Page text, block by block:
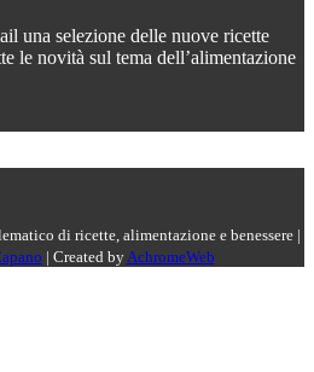
una selezione delle nuove ricette
le novità sul tema dell’alimentazione
di ricette, alimentazione e benessere |
| Created byAchromeWeb